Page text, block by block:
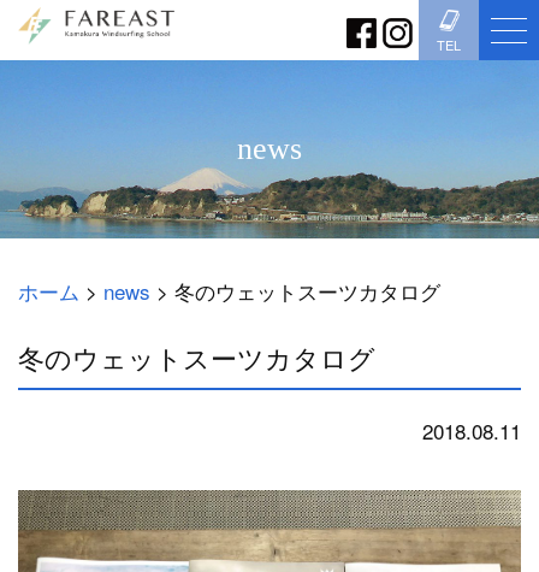
TEL
news
ホーム > news > 冬のウェットスーツカタログ
冬のウェットスーツカタログ
2018.08.11